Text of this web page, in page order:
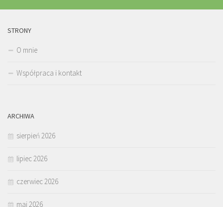
STRONY
O mnie
Współpraca i kontakt
ARCHIWA
sierpień 2026
lipiec 2026
czerwiec 2026
maj 2026